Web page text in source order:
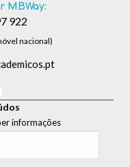
MBWay:
922
nacional)
informações